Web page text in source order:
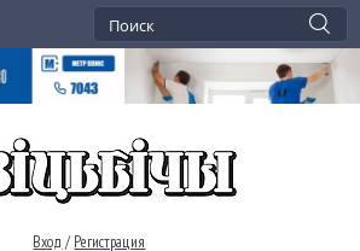
Вход / Регистрация